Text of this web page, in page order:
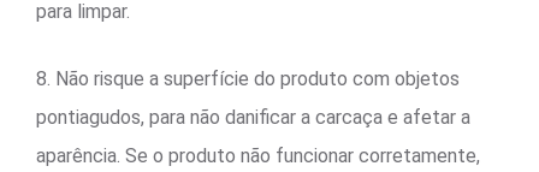
para limpar.
8. Não risque a superfície do produto com objetos
pontiagudos, para não danificar a carcaça e afetar a
aparência. Se o produto não funcionar corretamente,